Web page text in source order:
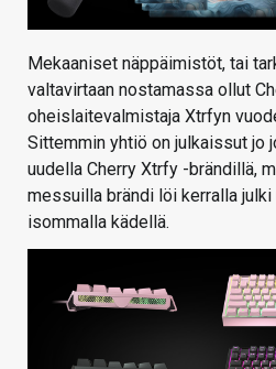
Mekaaniset näppäimistöt, tai
valtavirtaan nostamassa ollut
oheislaitevalmistaja Xtrfyn
Sittemmin yhtiö on julkaissut jo
uudella Cherry Xtrfy -brändillä,
messuilla brändi löi kerralla
isommalla kädellä.